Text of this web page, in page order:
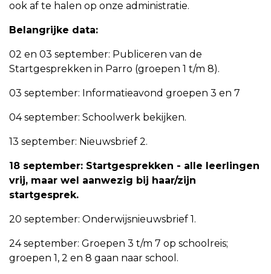
ook af te halen op onze administratie.
Belangrijke data:
02 en 03 september: Publiceren van de
Startgesprekken in Parro (groepen 1 t/m 8).
03 september: Informatieavond groepen 3 en 7
04 september: Schoolwerk bekijken.
13 september: Nieuwsbrief 2.
18 september: Startgesprekken - alle leerlingen
vrij, maar wel aanwezig bij haar/zijn
startgesprek.
20 september: Onderwijsnieuwsbrief 1.
24 september: Groepen 3 t/m 7 op schoolreis;
groepen 1, 2 en 8 gaan naar school.